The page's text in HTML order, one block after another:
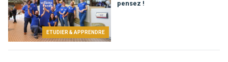
ETUDIER & APPRENDRE
pensez !